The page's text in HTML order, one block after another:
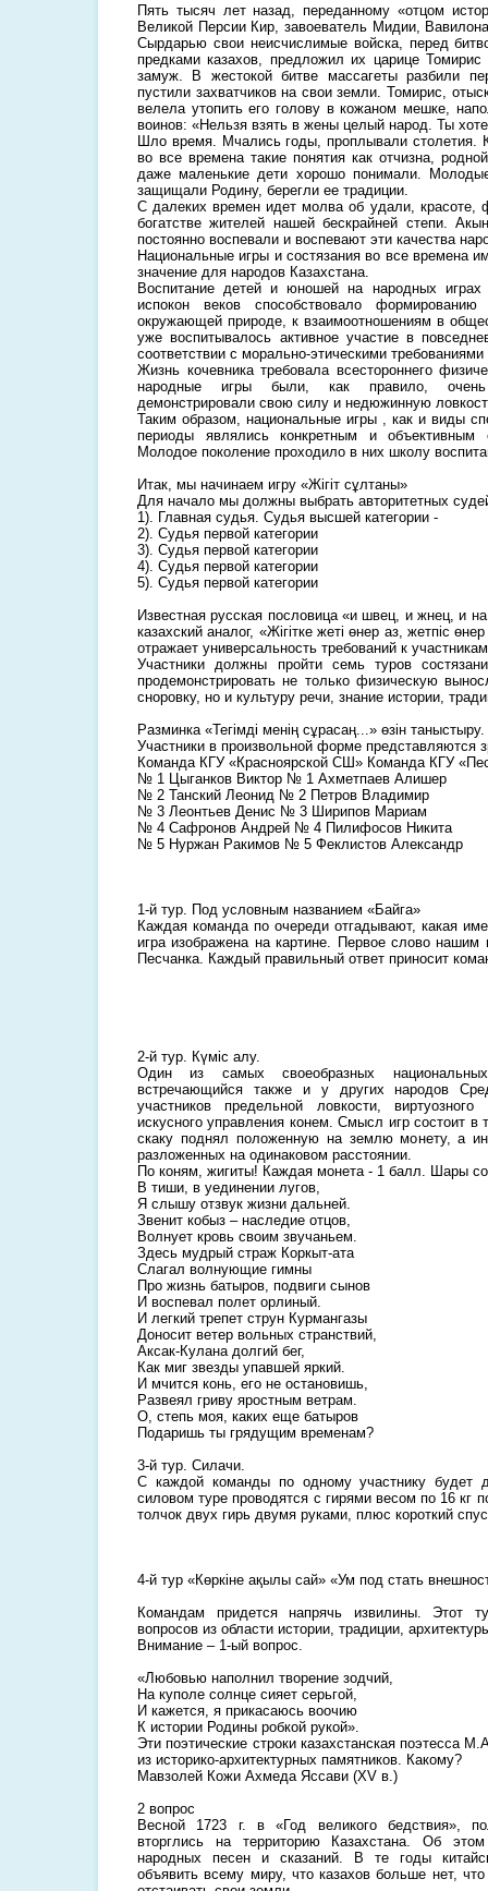
Пять тысяч лет назад, переданному «отцом
Великой Персии Кир, завоеватель Мидии,
Сырдарью свои неисчислимые войска, перед
предками казахов, предложил их царице Томирис
замуж. В жестокой битве массагеты разбили
пустили захватчиков на свои земли. Томирис,
велела утопить его голову в кожаном мешке,
воинов: «Нельзя взять в жены целый народ. Ты
Шло время. Мчались годы, проплывали столетия.
во все времена такие понятия как отчизна,
даже маленькие дети хорошо понимали.
защищали Родину, берегли ее традиции.
С далеких времен идет молва об удали, красоте,
богатстве жителей нашей бескрайней степи.
постоянно воспевали и воспевают эти качества
Национальные игры и состязания во все времена
значение для народов Казахстана.
Воспитание детей и юношей на народных играх
испокон веков способствовало
окружающей природе, к взаимоотношениям в
уже воспитывалось активное участие в
соответствии с морально-этическими требованиями
Жизнь кочевника требовала всестороннего
народные игры были, как правило,
демонстрировали свою силу и недюжинную
Таким образом, национальные игры , как и виды
периоды являлись конкретным и объективным
Молодое поколение проходило в них школу
Итак, мы начинаем игру «Жігіт сұлтаны»
Для начало мы должны выбрать авторитетных
1). Главная судья. Судья высшей категории -
2). Судья первой категории
3). Судья первой категории
4). Судья первой категории
5). Судья первой категории
Известная русская пословица «и швец, и жнец, и
казахский аналог, «Жігітке жеті өнер аз, жетпіс
отражает универсальность требований к
Участники должны пройти семь туров
продемонстрировать не только физическую
сноровку, но и культуру речи, знание истории,
Разминка «Тегімді менің сұрасаң...» өзін
Участники в произвольной форме представляются
Команда КГУ «Красноярской СШ» Команда КГУ
№ 1 Цыганков Виктор № 1 Ахметпаев Алишер
№ 2 Танский Леонид № 2 Петров Владимир
№ 3 Леонтьев Денис № 3 Ширипов Мариам
№ 4 Сафронов Андрей № 4 Пилифосов Никита
№ 5 Нуржан Ракимов № 5 Феклистов Александр
1-й тур. Под условным названием «Байга»
Каждая команда по очереди отгадывают, какая
игра изображена на картине. Первое слово
Песчанка. Каждый правильный ответ приносит
2-й тур. Күміс алу.
Один из самых своеобразных
встречающийся также и у других народов
участников предельной ловкости,
искусного управления конем. Смысл игр состоит
скаку поднял положенную на землю монету, а
разложенных на одинаковом расстоянии.
По коням, жигиты! Каждая монета - 1 балл. Шары
В тиши, в уединении лугов,
Я слышу отзвук жизни дальней.
Звенит кобыз – наследие отцов,
Волнует кровь своим звучаньем.
Здесь мудрый страж Коркыт-ата
Слагал волнующие гимны
Про жизнь батыров, подвиги сынов
И воспевал полет орлиный.
И легкий трепет струн Курмангазы
Доносит ветер вольных странствий,
Аксак-Кулана долгий бег,
Как миг звезды упавшей яркий.
И мчится конь, его не остановишь,
Развеял гриву яростным ветрам.
О, степь моя, каких еще батыров
Подаришь ты грядущим временам?
3-й тур. Силачи.
С каждой команды по одному участнику будет
силовом туре проводятся с гирями весом по 16 кг
толчок двух гирь двумя руками, плюс короткий
4-й тур «Көркіне ақылы сай» «Ум под стать
Командам придется напрячь извилины. Этот
вопросов из области истории, традиции,
Внимание – 1-ый вопрос.
«Любовью наполнил творение зодчий,
На куполе солнце сияет серьгой,
И кажется, я прикасаюсь воочию
К истории Родины робкой рукой».
Эти поэтические строки казахстанская поэтесса
из историко-архитектурных памятников. Какому?
Мавзолей Кожи Ахмеда Яссави (XV в.)
2 вопрос
Весной 1723 г. в «Год великого бедствия»,
вторглись на территорию Казахстана. Об
народных песен и сказаний. В те годы
объявить всему миру, что казахов больше нет,